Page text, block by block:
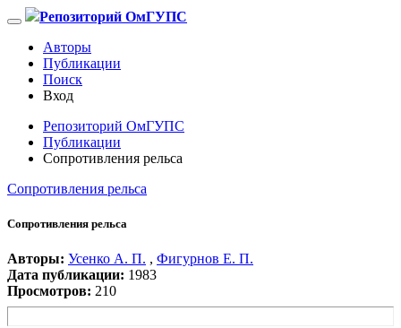
Репозиторий ОмГУПС
Авторы
Публикации
Поиск
Вход
Репозиторий ОмГУПС
Публикации
Сопротивления рельса
Сопротивления рельса
Сопротивления рельса
Авторы: Усенко А. П. , Фигурнов Е. П.
Дата публикации: 1983
Просмотров: 210